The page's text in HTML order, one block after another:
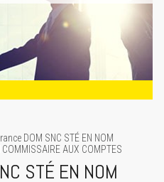
DOM SNC STÉ EN NOM
AUX COMPTES
STÉ EN NOM